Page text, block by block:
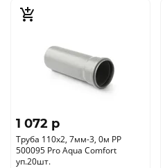
1 072 p
Труба 110х2, 7мм-3, 0м РР
500095 Pro Aqua Comfort
уп.20шт.